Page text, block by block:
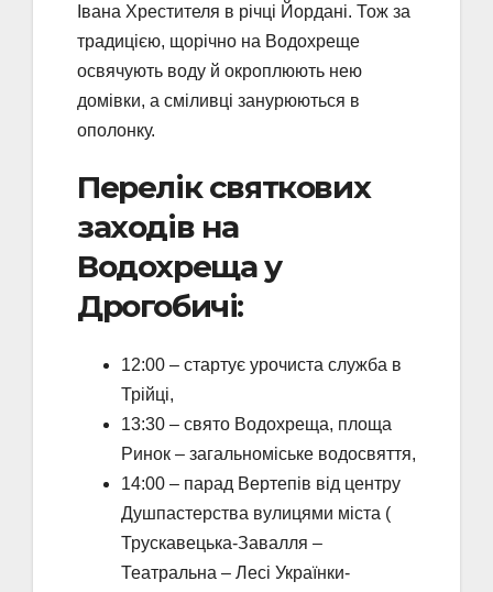
Івана Хрестителя в річці Йордані. Тож за
традицією, щорічно на Водохреще
освячують воду й окроплюють нею
домівки, а сміливці занурюються в
ополонку.
Перелік святкових
заходів на
Водохреща у
Дрогобичі:
12:00 – стартує урочиста служба в
Трійці,
13:30 – свято Водохреща, площа
Ринок – загальноміське водосвяття,
14:00 – парад Вертепів від центру
Душпастерства вулицями міста (
Трускавецька-Завалля –
Театральна – Лесі Українки-